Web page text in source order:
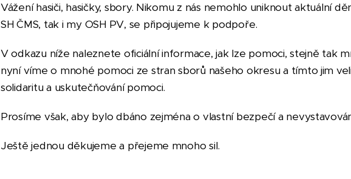
Vážení hasiči, hasičky, sbory. Nikomu z nás nemohlo uniknout aktuální
SH ČMS, tak i my OSH PV, se připojujeme k podpoře.
V odkazu níže naleznete oficiální informace, jak lze pomoci, stejně tak
nyní víme o mnohé pomoci ze stran sborů našeho okresu a tímto jim
solidaritu a uskutečňování pomoci.
Prosíme však, aby bylo dbáno zejména o vlastní bezpečí a
Ještě jednou děkujeme a přejeme mnoho sil.